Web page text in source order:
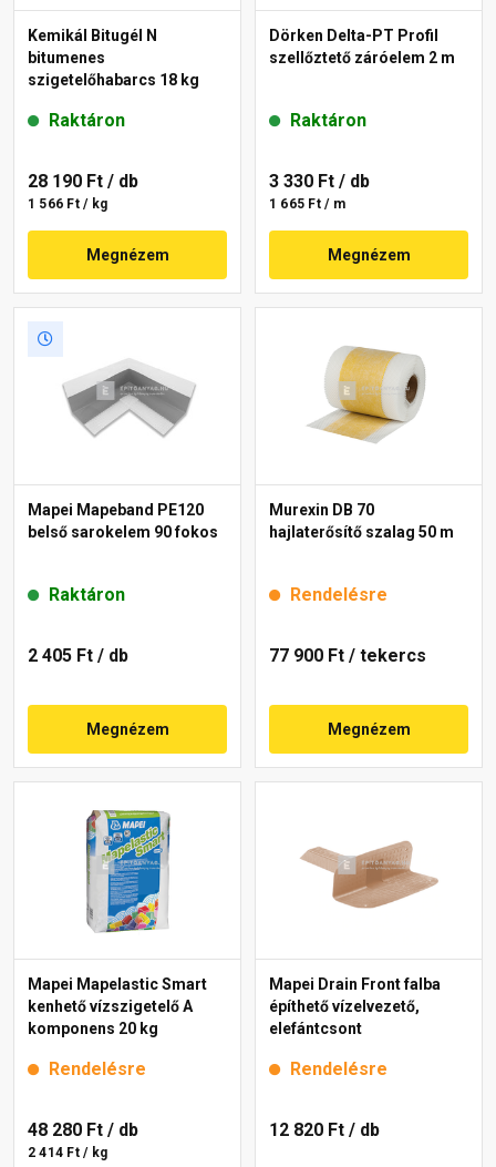
Kemikál Bitugél N
bitumenes
szigetelőhabarcs 18 kg
Raktáron
28 190 Ft / db
1 566 Ft / kg
Megnézem
Dörken Delta-PT Profil
szellőztető záróelem 2 m
Raktáron
3 330 Ft / db
1 665 Ft / m
Megnézem
Mapei Mapeband PE120
belső sarokelem 90 fokos
Raktáron
2 405 Ft / db
Megnézem
Murexin DB 70
hajlaterősítő szalag 50 m
Rendelésre
77 900 Ft / tekercs
Megnézem
Mapei Mapelastic Smart
kenhető vízszigetelő A
komponens 20 kg
Rendelésre
48 280 Ft / db
2 414 Ft / kg
Mapei Drain Front falba
építhető vízelvezető,
elefántcsont
Rendelésre
12 820 Ft / db